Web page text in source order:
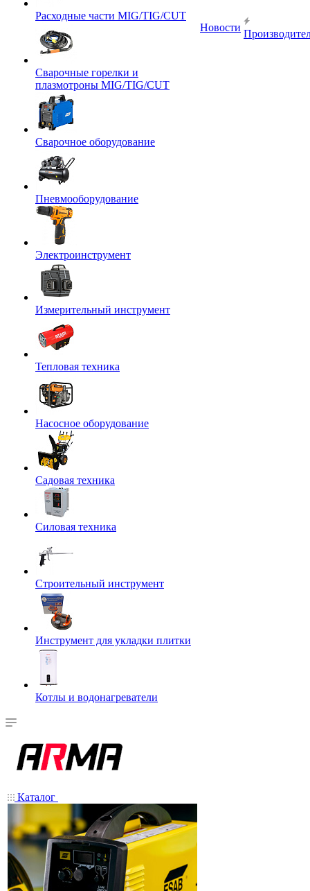
Расходные части MIG/TIG/CUT
Сварочные горелки и
плазмотроны MIG/TIG/CUT
Сварочное оборудование
Пневмооборудование
Электроинструмент
Измерительный инструмент
Тепловая техника
Насосное оборудование
Садовая техника
Силовая техника
Строительный инструмент
Инструмент для укладки плитки
Котлы и водонагреватели
Новости
Каталог